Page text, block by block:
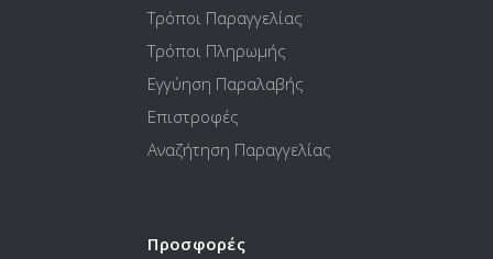
Τρόποι Παραγγελίας
Τρόποι Πληρωμής
Εγγύηση Παραλαβής
Επιστροφές
Αναζήτηση Παραγγελίας
Προσφορές